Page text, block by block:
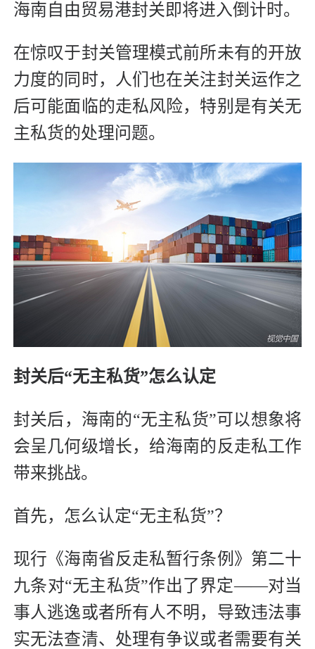
海南自由贸易港封关即将进入倒计时。
在惊叹于封关管理模式前所未有的开放
力度的同时，人们也在关注封关运作之
后可能面临的走私风险，特别是有关无
主私货的处理问题。
封关后“无主私货”怎么认定
封关后，海南的“无主私货”可以想象将
会呈几何级增长，给海南的反走私工作
带来挑战。
首先，怎么认定“无主私货”？
现行《海南省反走私暂行条例》第二十
九条对“无主私货”作出了界定——对当
事人逃逸或者所有人不明，导致违法事
实无法查清、处理有争议或者需要有关